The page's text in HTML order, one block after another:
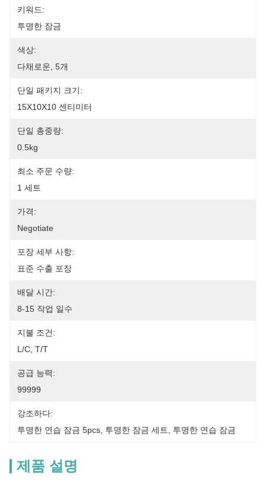
키워드:
투명한 잠금
색상:
다채로운, 5개
단일 패키지 크기:
15X10X10 센티미터
단일 총중량:
0.5kg
최소 주문 수량:
1 세트
가격:
Negotiate
포장 세부 사항:
표준 수출 포장
배달 시간:
8-15 작업 일수
지불 조건:
L/C, T/T
공급 능력:
99999
강조하다:
투명한 연습 잠금 5pcs 투명한 잠금 세트 투명한 연습 잠금
제품 설명